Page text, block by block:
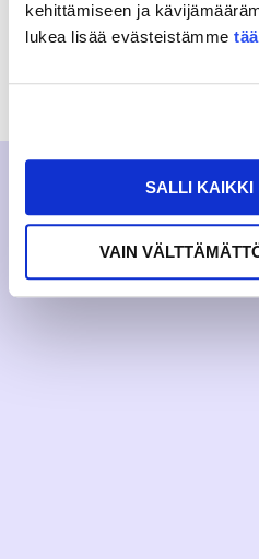
kehittämiseen ja
lukea lisää evästeistämme
SALLI KAIKKI
VAIN